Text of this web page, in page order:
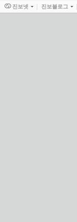
진보넷 진보블로그